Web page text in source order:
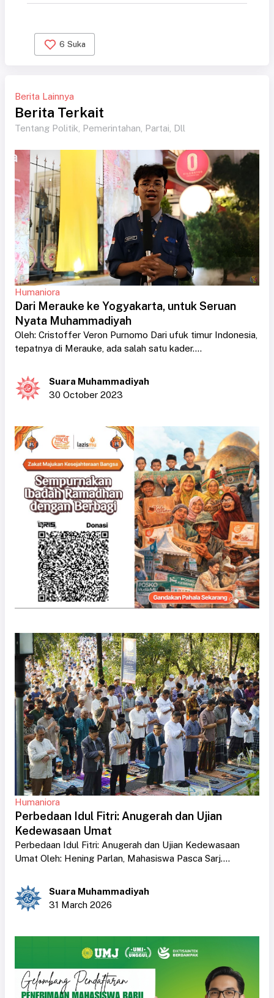
6 Suka
Berita Lainnya
Berita Terkait
Tentang Politik, Pemerintahan, Partai, Dll
Humaniora
Dari Merauke ke Yogyakarta, untuk Seruan
Nyata Muhammadiyah
Oleh: Cristoffer Veron Purnomo Dari ufuk timur Indonesia,
tepatnya di Merauke, ada salah satu kader....
Suara Muhammadiyah
30 October 2023
Humaniora
Perbedaan Idul Fitri: Anugerah dan Ujian
Kedewasaan Umat
Perbedaan Idul Fitri: Anugerah dan Ujian Kedewasaan
Umat Oleh: Hening Parlan, Mahasiswa Pasca Sarj....
Suara Muhammadiyah
31 March 2026